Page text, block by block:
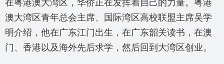
澳大湾区青年总会主席、国际湾区高校联盟主席吴学
明介绍，他在广东江门出生，在广东韶关读书，在澳
门、香港以及海外先后求学，然后回到大湾区创业。